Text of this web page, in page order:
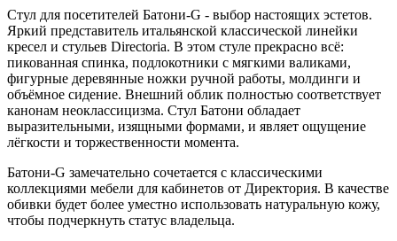
Стул для посетителей Батони-G - выбор настоящих эстетов.
Яркий представитель итальянской классической линейки
кресел и стульев Directoria. В этом стуле прекрасно всё:
пикованная спинка, подлокотники с мягкими валиками,
фигурные деревянные ножки ручной работы, молдинги и
объёмное сидение. Внешний облик полностью соответствует
канонам неоклассицизма. Стул Батони обладает
выразительными, изящными формами, и являет ощущение
лёгкости и торжественности момента.
Батони-G замечательно сочетается с классическими
коллекциями мебели для кабинетов от Директория. В качестве
обивки будет более уместно использовать натуральную кожу,
чтобы подчеркнуть статус владельца.